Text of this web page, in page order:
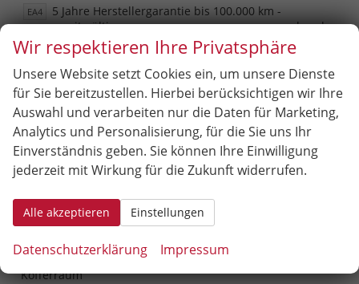
EA4
5 Jahre Herstellergarantie bis 100.000 km -
europaweit gültig
vorhanden
12 Jahre Garantie gegen Durchrostung
vorhanden
Optionale Extras
Pakete
PPP 1.040,– €
Performance Paket (außer PHEV) - DCC
Plus - adaptives Fahrwerk, Driving Mode Select -
(nur für4x4)
PSC
CARGO PAKET - Kofferraumwendematte
(Gummi/Stoff), Netzprogramm (3 Netze im Kofferraum),
Cargo Elemente, 4 Haken (3 Haken für PHEV) im
Kofferraum
Wir respektieren Ihre Privatsphäre
Unsere Website setzt Cookies ein, um unsere Dienste
für Sie bereitzustellen. Hierbei berücksichtigen wir Ihre
Auswahl und verarbeiten nur die Daten für Marketing,
Analytics und Personalisierung, für die Sie uns Ihr
Einverständnis geben. Sie können Ihre Einwilligung
jederzeit mit Wirkung für die Zukunft widerrufen.
Alle akzeptieren Einstellungen
Datenschutzerklärung Impressum